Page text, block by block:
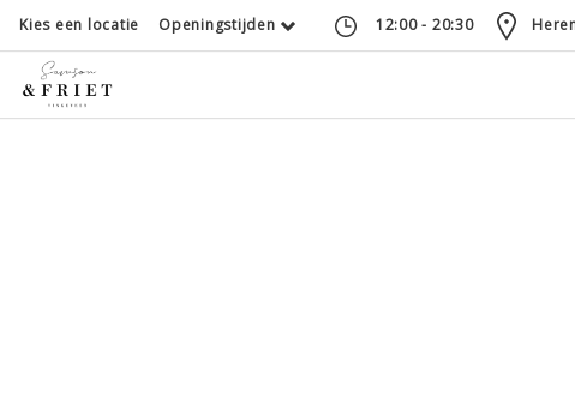
Kies een locatie Openingstijden 12:00 - 20:30